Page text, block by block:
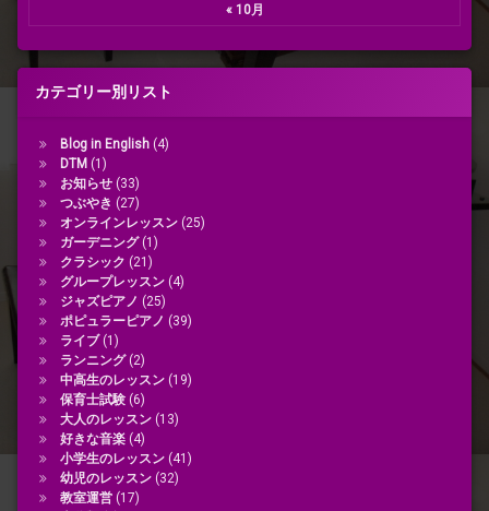
« 10月
カテゴリー別リスト
Blog in English(4)
DTM (1)
お知らせ(33)
つぶやき (27)
オンラインレッスン(25)
ガーデニング(1)
クラシック (21)
グループレッスン(4)
ジャズピアノ (25)
ポピュラーピアノ (39)
ライブ(1)
ランニング(2)
中高生のレッスン(19)
保育士試験(6)
大人のレッスン(13)
好きな音楽(4)
小学生のレッスン(41)
幼児のレッスン(32)
教室運営(17)